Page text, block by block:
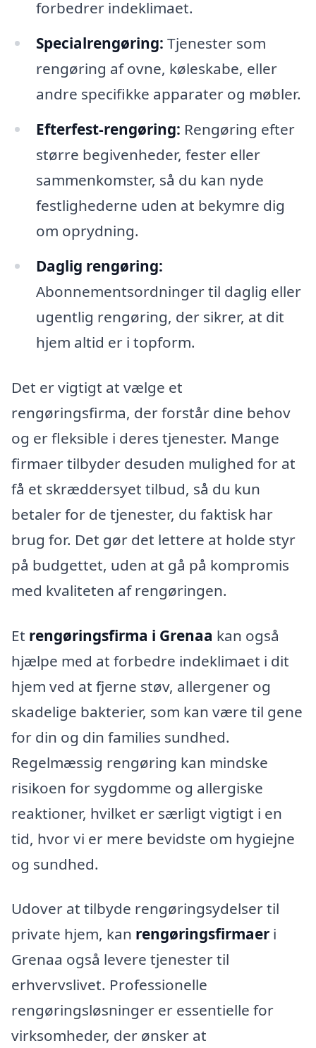
forbedrer indeklimaet.
Specialrengøring: Tjenester som
rengøring af ovne, køleskabe, eller
andre specifikke apparater og møbler.
Efterfest-rengøring: Rengøring efter
større begivenheder, fester eller
sammenkomster, så du kan nyde
festlighederne uden at bekymre dig
om oprydning.
Daglig rengøring:
Abonnementsordninger til daglig eller
ugentlig rengøring, der sikrer, at dit
hjem altid er i topform.
Det er vigtigt at vælge et
rengøringsfirma, der forstår dine behov
og er fleksible i deres tjenester. Mange
firmaer tilbyder desuden mulighed for at
få et skræddersyet tilbud, så du kun
betaler for de tjenester, du faktisk har
brug for. Det gør det lettere at holde styr
på budgettet, uden at gå på kompromis
med kvaliteten af rengøringen.
Et rengøringsfirma i Grenaa kan også
hjælpe med at forbedre indeklimaet i dit
hjem ved at fjerne støv, allergener og
skadelige bakterier, som kan være til gene
for din og din families sundhed.
Regelmæssig rengøring kan mindske
risikoen for sygdomme og allergiske
reaktioner, hvilket er særligt vigtigt i en
tid, hvor vi er mere bevidste om hygiejne
og sundhed.
Udover at tilbyde rengøringsydelser til
private hjem, kan rengøringsfirmaer i
Grenaa også levere tjenester til
erhvervslivet. Professionelle
rengøringsløsninger er essentielle for
virksomheder, der ønsker at